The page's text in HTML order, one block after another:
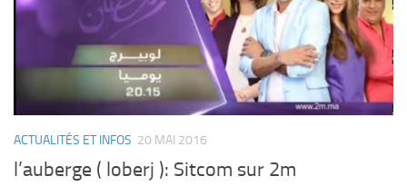
ACTUALITÉS ET INFOS 20 MAI 2016
l’auberge ( loberj ): Sitcom sur 2m